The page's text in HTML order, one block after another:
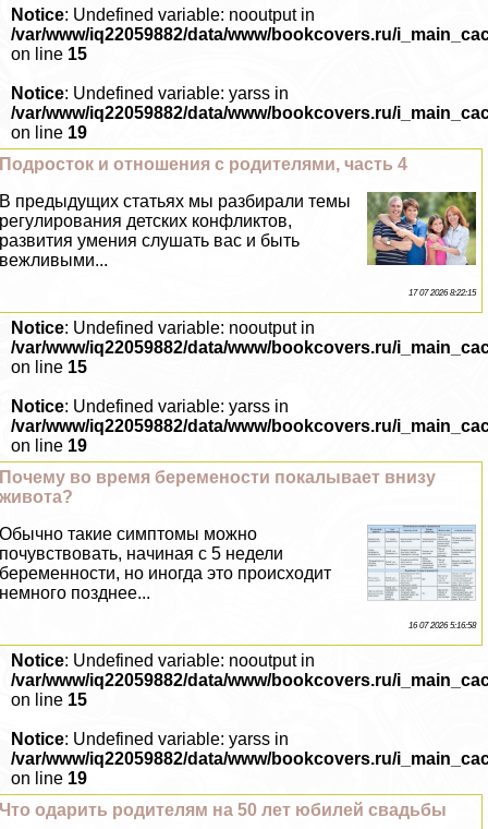
Notice: Undefined variable: nooutput in
/var/www/iq22059882/data/www/bookcovers.ru/
on line 15
Notice: Undefined variable: yarss in
/var/www/iq22059882/data/www/bookcovers.ru/
on line 19
Подросток и отношения с родителями, часть 4
В предыдущих статьях мы разбирали темы
регулирования детских конфликтов,
развития умения слушать вас и быть
вежливыми...
17 07 2026 8:22:15
Notice: Undefined variable: nooutput in
/var/www/iq22059882/data/www/bookcovers.ru/
on line 15
Notice: Undefined variable: yarss in
/var/www/iq22059882/data/www/bookcovers.ru/
on line 19
Почему во время беремености покалывает внизу
живота?
Обычно такие симптомы можно
почувствовать, начиная с 5 недели
беременности, но иногда это происходит
немного позднее...
16 07 2026 5:16:58
Notice: Undefined variable: nooutput in
/var/www/iq22059882/data/www/bookcovers.ru/
on line 15
Notice: Undefined variable: yarss in
/var/www/iq22059882/data/www/bookcovers.ru/
on line 19
Что одарить родителям на 50 лет юбилей свадьбы